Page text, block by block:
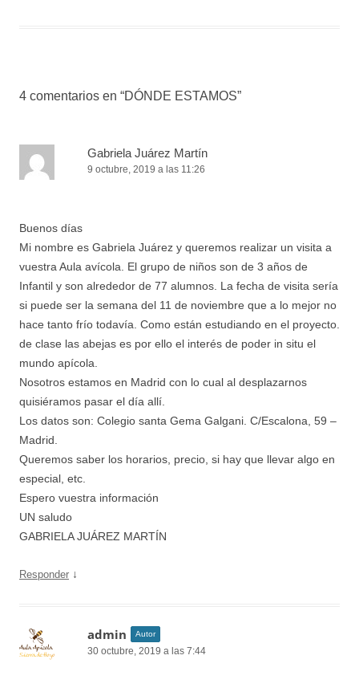
4 comentarios en “DÓNDE ESTAMOS”
Gabriela Juárez Martín
9 octubre, 2019 a las 11:26
Buenos días
Mi nombre es Gabriela Juárez y queremos realizar un visita a
vuestra Aula avícola. El grupo de niños son de 3 años de
Infantil y son alrededor de 77 alumnos. La fecha de visita sería
si puede ser la semana del 11 de noviembre que a lo mejor no
hace tanto frío todavía. Como están estudiando en el proyecto.
de clase las abejas es por ello el interés de poder in situ el
mundo apícola.
Nosotros estamos en Madrid con lo cual al desplazarnos
quisiéramos pasar el día allí.
Los datos son: Colegio santa Gema Galgani. C/Escalona, 59 –
Madrid.
Queremos saber los horarios, precio, si hay que llevar algo en
especial, etc.
Espero vuestra información
UN saludo
GABRIELA JUÁREZ MARTÍN
Responder ↓
admin Autor
30 octubre, 2019 a las 7:44